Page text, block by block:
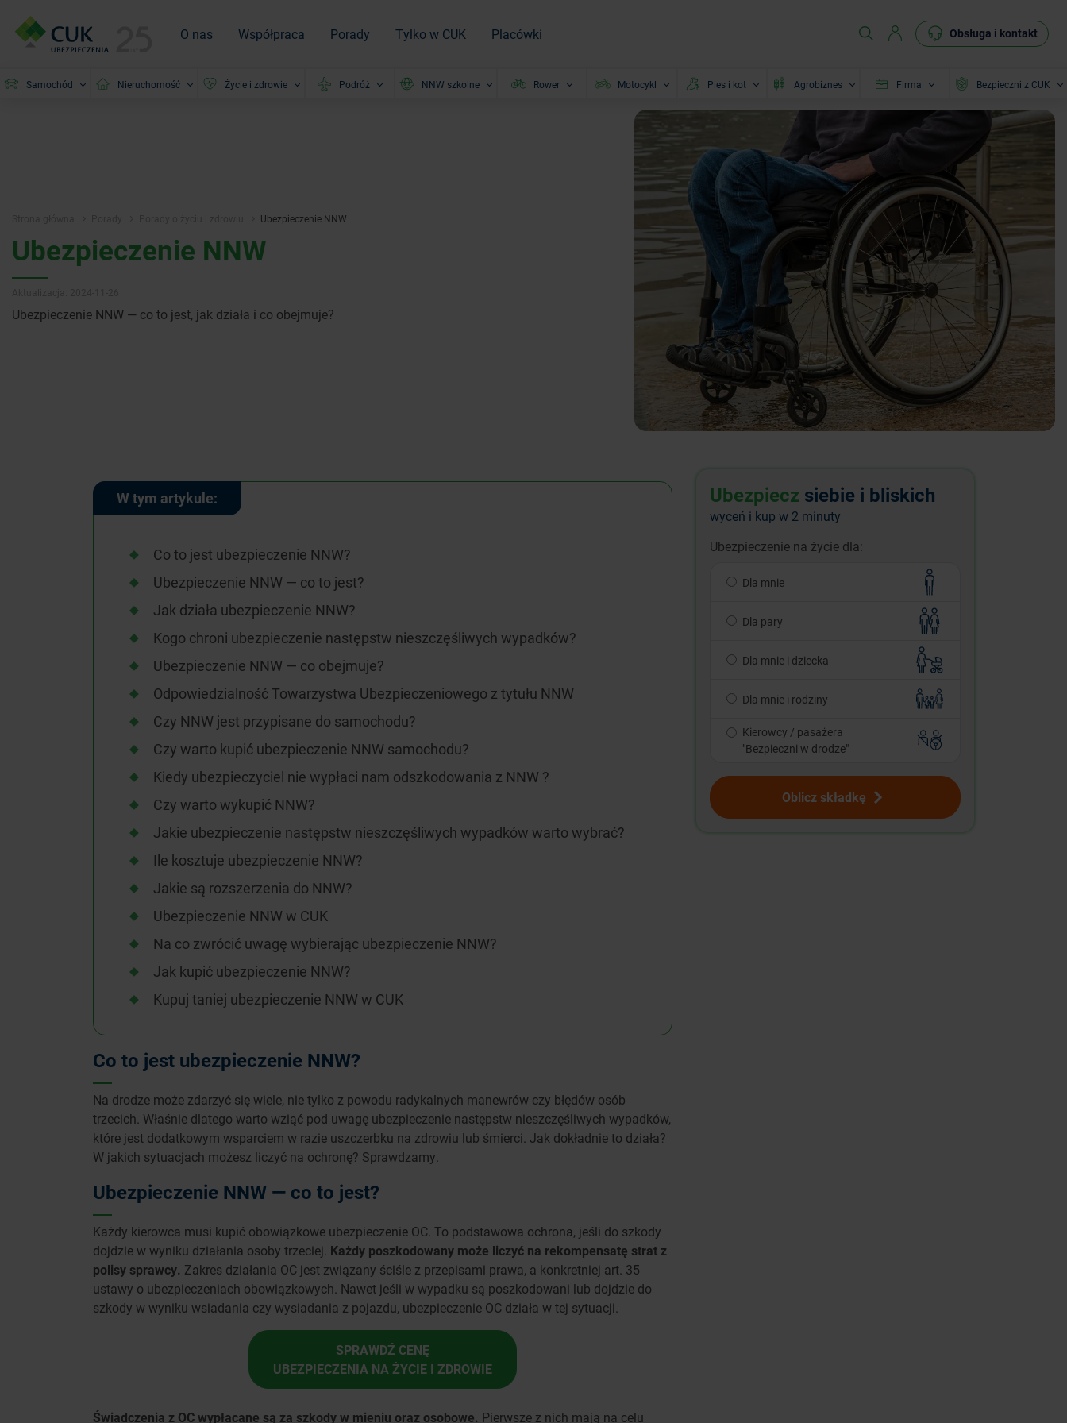
O nas Współpraca Porady Tylko w CUK Placówki Obsługa i kontakt
Samochód Nieruchomość Życie i zdrowie Podróż NNW szkolne Rower Motocykl Pies i kot Agrobiznes Firma Bezpieczni z CUK
Ubezpieczenie NNW
Ubezpieczenie NNW
Ubezpieczenie NNW — co to jest, jak działa i co obejmuje?
W tym artykule:
Co to jest ubezpieczenie NNW?
Ubezpieczenie NNW — co to jest?
Jak działa ubezpieczenie NNW?
Kogo chroni ubezpieczenie następstw nieszczęśliwych wypadków?
Ubezpieczenie NNW — co obejmuje?
Odpowiedzialność Towarzystwa Ubezpieczeniowego z tytułu NNW
Czy NNW jest przypisane do samochodu?
Czy warto kupić ubezpieczenie NNW samochodu?
Kiedy ubezpieczyciel nie wypłaci nam odszkodowania z NNW ?
Czy warto wykupić NNW?
Jakie ubezpieczenie następstw nieszczęśliwych wypadków warto wybrać?
Ile kosztuje ubezpieczenie NNW?
Jakie są rozszerzenia do NNW?
Ubezpieczenie NNW w CUK
Na co zwrócić uwagę wybierając ubezpieczenie NNW?
Jak kupić ubezpieczenie NNW?
Kupuj taniej ubezpieczenie NNW w CUK
Co to jest ubezpieczenie NNW?
Na drodze może zdarzyć się wiele, nie tylko z powodu radykalnych manewrów czy błędów osób
trzecich. Właśnie dlatego warto wziąć pod uwagę ubezpieczenie następstw nieszczęśliwych wypadków,
które jest dodatkowym wsparciem w razie uszczerbku na zdrowiu lub śmierci. Jak dokładnie to działa?
W jakich sytuacjach możesz liczyć na ochronę? Sprawdzamy.
Ubezpieczenie NNW — co to jest?
Każdy kierowca musi kupić obowiązkowe ubezpieczenie OC. To podstawowa ochrona, jeśli do szkody
dojdzie w wyniku działania osoby trzeciej. Każdy poszkodowany może liczyć na rekompensatę strat z
polisy sprawcy. Zakres działania OC jest związany ściśle z przepisami prawa, a konkretniej art. 35
ustawy o ubezpieczeniach obowiązkowych. Nawet jeśli w wypadku są poszkodowani lub dojdzie do
szkody w wyniku wsiadania czy wysiadania z pojazdu, ubezpieczenie OC działa w tej sytuacji.
SPRAWDŹ CENĘ
UBEZPIECZENIA NA ŻYCIE I ZDROWIE
Świadczenia z OC wypłacane są za szkody w mieniu oraz osobowe. Pierwsze z nich mają na celu
Ubezpiecz siebie i bliskich
wyceń i kup w 2 minuty
Ubezpieczenie na życie dla:
Dla mnie
Dla pary
Dla mnie i dziecka
Dla mnie i rodziny
Kierowcy / pasażera
"Bezpieczni w drodze"
Oblicz składkę